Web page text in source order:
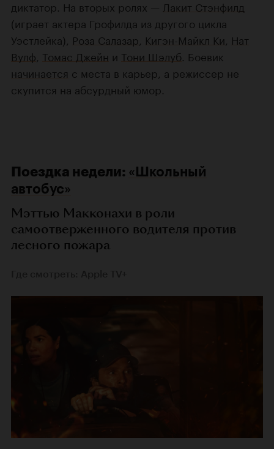
диктатор. На вторых ролях — Лакит Стэнфилд
(играет актера Грофилда из другого цикла
Уэстлейка), Роза Салазар Кигэн-Майкл Ки Нат
Вулф Томас Джейн и Тони Шэлуб . Боевик
начинается с места в карьер, а режиссер не
скупится на абсурдный юмор.
Поездка недели: «Школьный
автобус»
Мэттью Макконахи в роли
самоотверженного водителя против
лесного пожара